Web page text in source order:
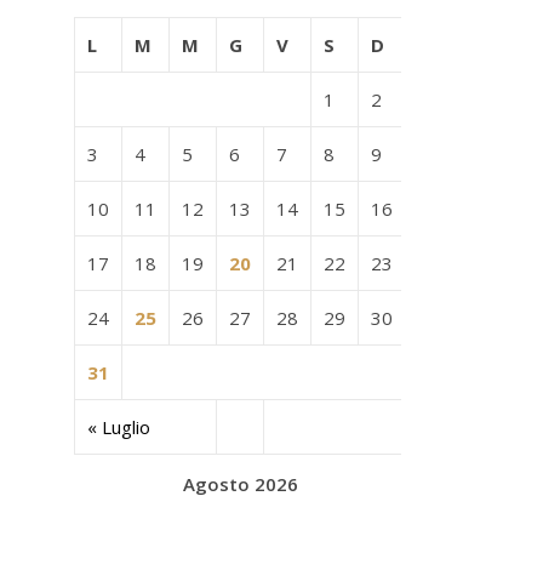
Agosto 2026
L M M G V S D
« Luglio
1 2
3 4 5 6 7 8 9
10 11 12 13 14 15 16
17 18 19 20 21 22 23
24 25 26 27 28 29 30
31